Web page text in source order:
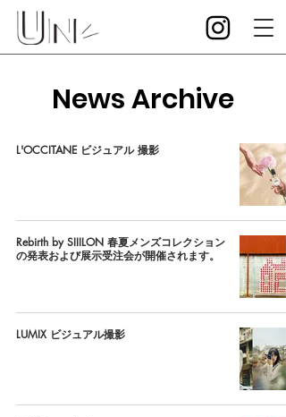
News Archive
L'OCCITANE ビジュアル 撮影
Rebirth by SIIILON 春夏メンズコレクション
の発表および展示受注会が開催されます。
LUMIX ビジュアル撮影